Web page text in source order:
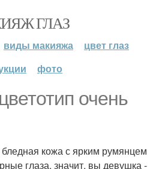
ГЛАЗ
виды макияжа
цвет глаз
фото
очень
кожа с ярким румянцем
глаза, значит, вы девушка -